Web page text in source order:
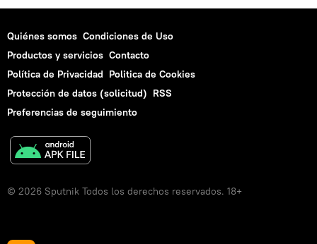
Quiénes somos Condiciones de Uso
Productos y servicios Contacto
Política de Privacidad Politica de Cookies
Protección de datos (solicitud) RSS
Preferencias de seguimiento
© 2026 Sputnik Todos los derechos reservados. 18+